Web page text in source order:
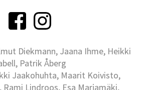
Diekmann, Jaana Ihme, Heikki
Patrik Åberg
Jaakohuhta, Maarit Koivisto,
Rami Lindroos, Esa Marjamäki,